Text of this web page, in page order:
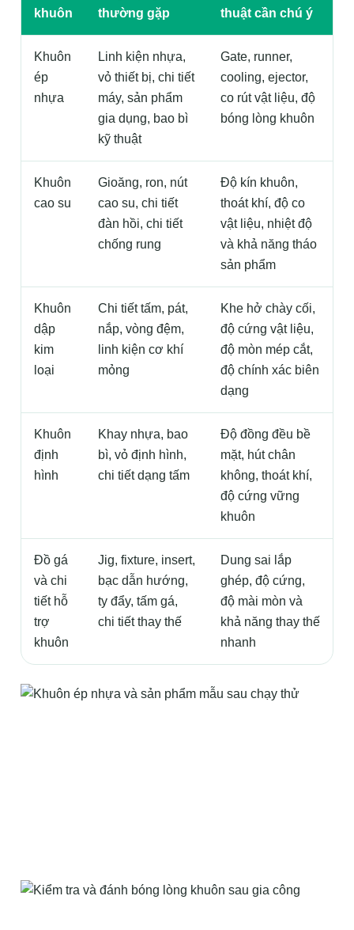
khuôn
thường gặp
thuật cần chú ý
Khuôn
ép
nhựa
Linh kiện nhựa,
vỏ thiết bị, chi tiết
máy, sản phẩm
gia dụng, bao bì
kỹ thuật
Gate, runner,
cooling, ejector,
co rút vật liệu, độ
bóng lòng khuôn
Khuôn
cao su
Gioăng, ron, nút
cao su, chi tiết
đàn hồi, chi tiết
chống rung
Độ kín khuôn,
thoát khí, độ co
vật liệu, nhiệt độ
và khả năng tháo
sản phẩm
Khuôn
dập
kim
loại
Chi tiết tấm, pát,
nắp, vòng đệm,
linh kiện cơ khí
mỏng
Khe hở chày cối,
độ cứng vật liệu,
độ mòn mép cắt,
độ chính xác biên
dạng
Khuôn
định
hình
Khay nhựa, bao
bì, vỏ định hình,
chi tiết dạng tấm
Độ đồng đều bề
mặt, hút chân
không, thoát khí,
độ cứng vững
khuôn
Đồ gá
và chi
tiết hỗ
trợ
khuôn
Jig, fixture, insert,
bạc dẫn hướng,
ty đẩy, tấm gá,
chi tiết thay thế
Dung sai lắp
ghép, độ cứng,
độ mài mòn và
khả năng thay thế
nhanh